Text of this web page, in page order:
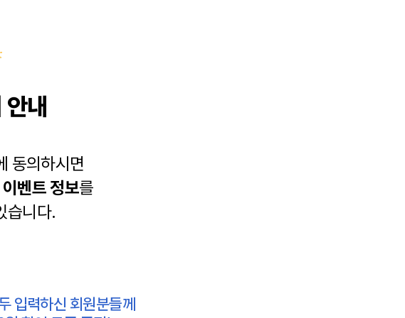
내
동의하시면
이벤트 정보를
습니다.
입력하신 회원분들께